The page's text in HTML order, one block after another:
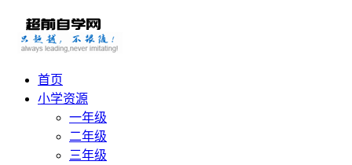
首页
小学资源
一年级
二年级
三年级